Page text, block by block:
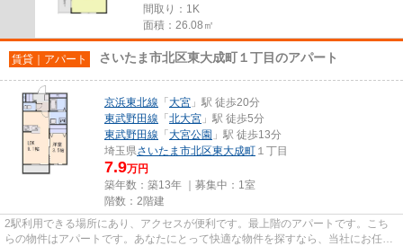
間取り：1K
面積：26.08㎡
賃貸｜アパート さいたま市北区東大成町１丁目のアパート
京浜東北線 「 大宮 」駅 徒歩20分
東武野田線 「 北大宮 」駅 徒歩5分
東武野田線 「 大宮公園 」駅 徒歩13分
埼玉県さいたま市北区東大成町 １丁目
7.9万円
築年数：築13年 ｜募集中： 1室
階数：2階建
2駅利用できる場所にあり、アクセスが便利です。最上階のアパートです。こち
らの物件はアパートです。あなたにとって快適な物件を探すなら、当社にお任せ